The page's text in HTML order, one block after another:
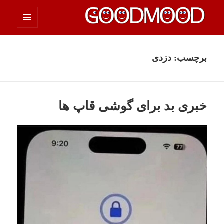
چیزای خووب مووب
برچسب:دزدی
خبری بد برای گوشی قاپ ها